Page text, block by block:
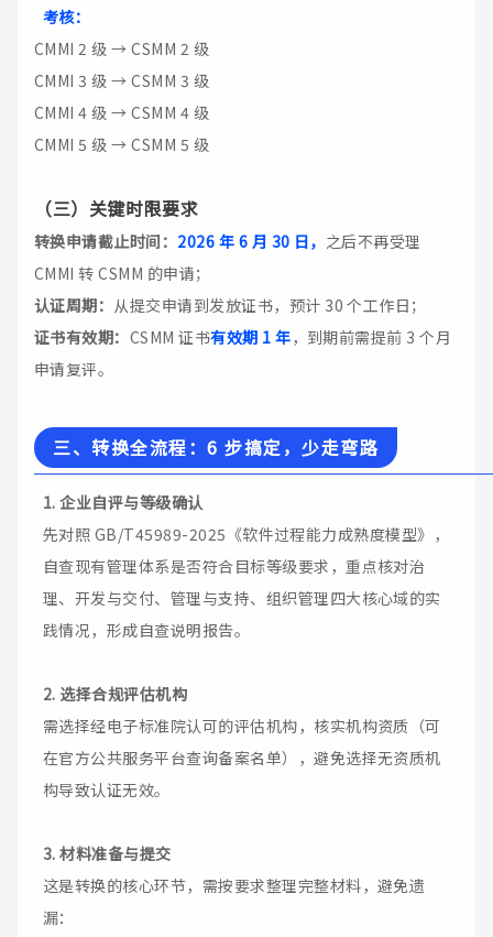
考核：
CMMI 2 级 → CSMM 2 级
CMMI 3 级 → CSMM 3 级
CMMI 4 级 → CSMM 4 级
CMMI 5 级 → CSMM 5 级
（三） 关键时限要求
转换申请截止时间： 2026 年 6 月 30 日， 之后不再受理
CMMI 转 CSMM 的申请；
认证周期： 从提交申请到发放证书，预计 30 个工作日；
证书有效期： CSMM 证书有效期 1 年 ，到期前需提前 3 个月
申请复评。
三、转换全流程：6 步搞定，少走弯路
1. 企业自评与等级确认
先对照 GB/T45989-2025《软件过程能力成熟度模型》，
自查现有管理体系是否符合目标等级要求，重点核对治
理、开发与交付、管理与支持、组织管理四大核心域的实
践情况，形成自查说明报告。
2. 选择合规评估机构
需选择经电子标准院认可的评估机构，核实机构资质（可
在官方公共服务平台查询备案名单），避免选择无资质机
构导致认证无效。
3. 材料准备与提交
这是转换的核心环节，需按要求整理完整材料，避免遗
漏：